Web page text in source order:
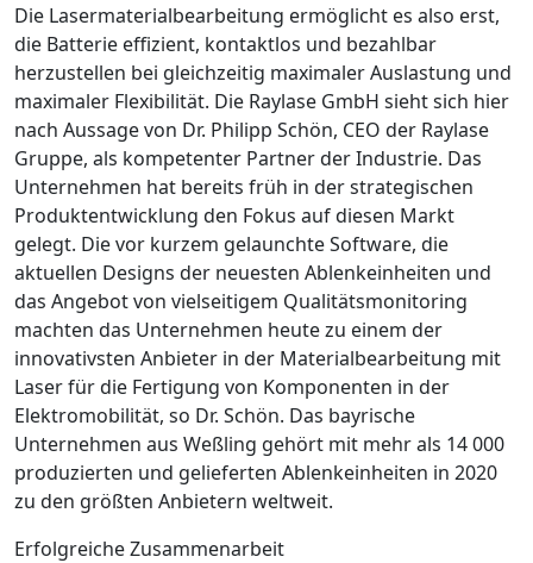
Die Lasermaterialbearbeitung ermöglicht es also erst,
die Batterie effizient, kontaktlos und bezahlbar
herzustellen bei gleichzeitig maximaler Auslastung und
maximaler Flexibilität. Die Raylase GmbH sieht sich hier
nach Aussage von Dr. Philipp Schön, CEO der ­Raylase
Gruppe, als kompetenter Partner der Industrie. Das
Unternehmen hat bereits früh in der strategischen
Produktentwicklung den Fokus auf diesen Markt
gelegt. Die vor kurzem gelaunchte Software, die
aktuellen Designs der neuesten Ablenkeinheiten und
das Angebot von vielseitigem Qualitätsmonitoring
machten das Unternehmen heute zu einem der
innovativsten Anbieter in der Materialbearbeitung mit
Laser für die Fertigung von Komponenten in der
Elektromobilität, so Dr. Schön. Das bayrische
Unternehmen aus Weßling gehört mit mehr als 14 000
produzierten und gelieferten Ablenkeinheiten in 2020
zu den größten Anbietern weltweit.
Erfolgreiche Zusammenarbeit